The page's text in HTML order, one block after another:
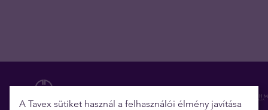
A Tavex sütiket használ a felhasználói élmény javítása